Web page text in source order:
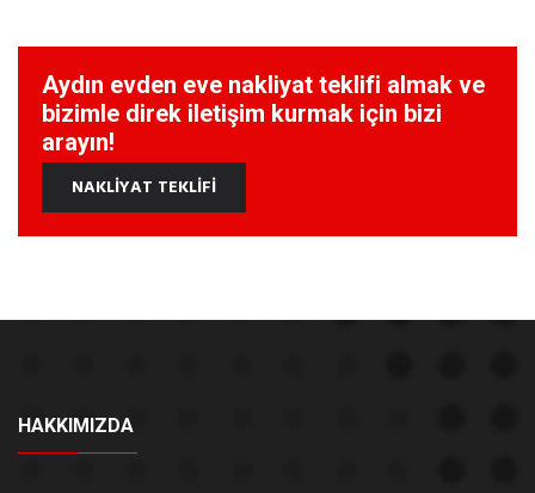
Aydın evden eve nakliyat teklifi almak ve
bizimle direk iletişim kurmak için bizi
arayın!
NAKLİYAT TEKLİFİ
HAKKIMIZDA